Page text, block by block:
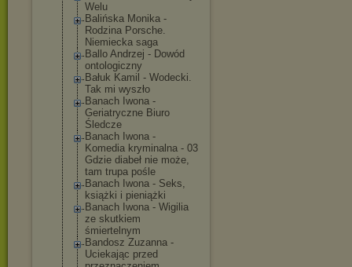
Welu
Balińska Monika -
Rodzina Porsche.
Niemiecka saga
Ballo Andrzej - Dowód
ontologiczny
Bałuk Kamil - Wodecki.
Tak mi wyszło
Banach Iwona -
Geriatryczne Biuro
Śledcze
Banach Iwona -
Komedia kryminalna - 03
Gdzie diabeł nie może,
tam trupa pośle
Banach Iwona - Seks,
książki i pieniążki
Banach Iwona - Wigilia
ze skutkiem
śmiertelnym
Bandosz Zuzanna -
Uciekając przed